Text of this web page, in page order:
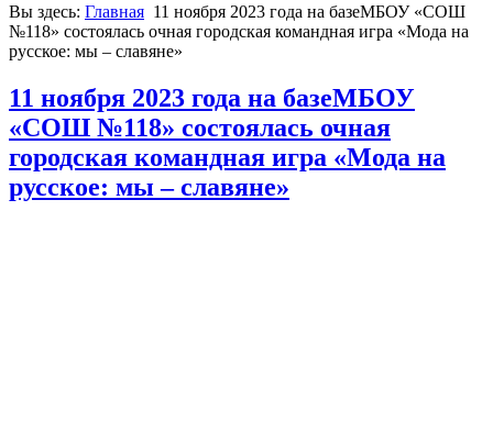
Вы здесь: Главная 11 ноября 2023 года на базеМБОУ «СОШ
№118» состоялась очная городская командная игра «Мода на
русское: мы – славяне»
11 ноября 2023 года на базеМБОУ
«СОШ №118» состоялась очная
городская командная игра «Мода на
русское: мы – славяне»